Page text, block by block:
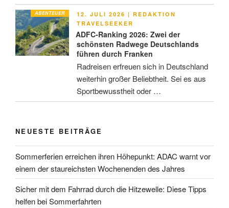
ABENTEUER
VERÖFFENTLICHT
AM
12. JULI 2026 | REDAKTION
TRAVELSEEKER
ADFC-Ranking 2026: Zwei der
schönsten Radwege Deutschlands
führen durch Franken
Radreisen erfreuen sich in Deutschland
weiterhin großer Beliebtheit. Sei es aus
Sportbewusstheit oder …
NEUESTE BEITRÄGE
Sommerferien erreichen ihren Höhepunkt: ADAC warnt vor
einem der staureichsten Wochenenden des Jahres
Sicher mit dem Fahrrad durch die Hitzewelle: Diese Tipps
helfen bei Sommerfahrten